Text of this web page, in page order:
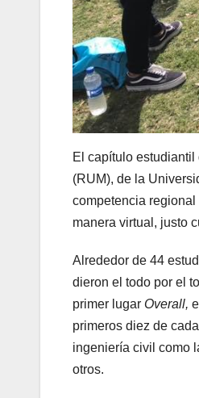
El capítulo estudiantil
(RUM), de la
competencia
manera virtual, justo
Alrededor de 44
dieron el todo por el
primer lugar Overall,
primeros diez de
ingeniería civil como
otros.